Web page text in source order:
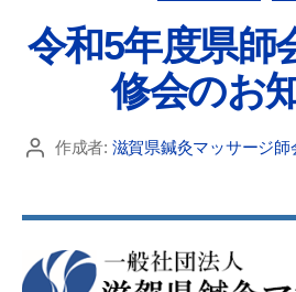
令和5年度県師
修会のお
作成者: 滋賀県鍼灸マッサージ師